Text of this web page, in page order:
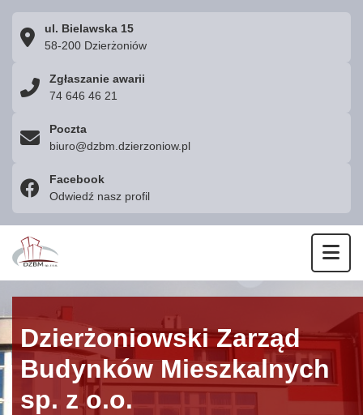
ul. Bielawska 15
58-200 Dzierżoniów
Zgłaszanie awarii
74 646 46 21
Poczta
biuro@dzbm.dzierzoniow.pl
Facebook
Odwiedź nasz profil
Dzierżoniowski Zarząd
Budynków Mieszkalnych
sp. z o.o.